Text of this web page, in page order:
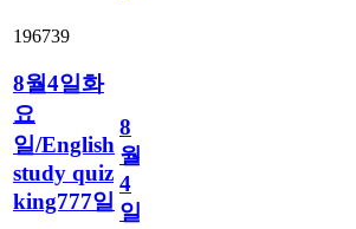
196739
8월4일화
요
일/English
study quiz
king777일
8
월
4
일